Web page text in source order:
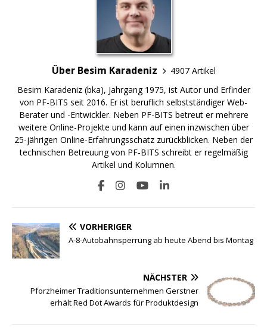
Über Besim Karadeniz
4907 Artikel
Besim Karadeniz (bka), Jahrgang 1975, ist Autor und Erfinder
von PF-BITS seit 2016. Er ist beruflich selbstständiger Web-
Berater und -Entwickler. Neben PF-BITS betreut er mehrere
weitere Online-Projekte und kann auf einen inzwischen über
25-jährigen Online-Erfahrungsschatz zurückblicken. Neben der
technischen Betreuung von PF-BITS schreibt er regelmäßig
Artikel und Kolumnen.
VORHERIGER
A-8-Autobahnsperrung ab heute Abend bis Montag
NÄCHSTER
Pforzheimer Traditionsunternehmen Gerstner
erhält Red Dot Awards für Produktdesign